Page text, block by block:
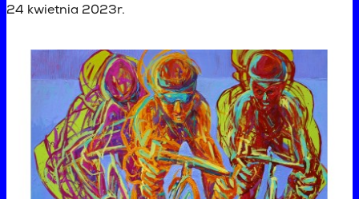
24 kwietnia 2023r.